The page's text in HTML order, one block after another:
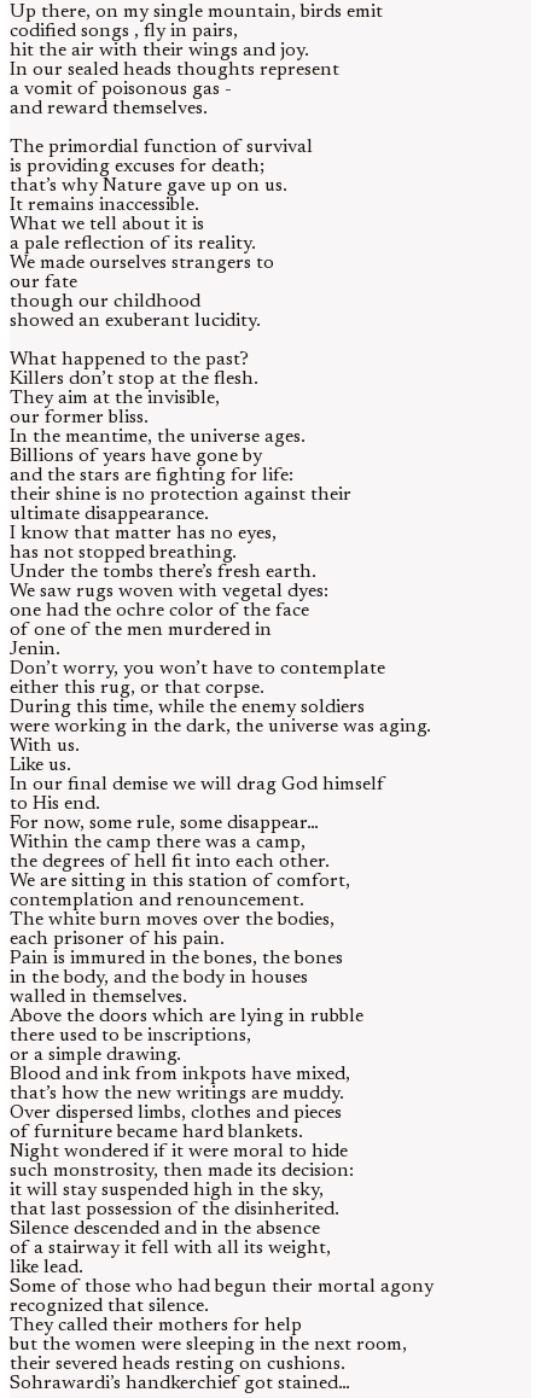
Up there, on my single mountain, birds emit
codified songs , fly in pairs,
hit the air with their wings and joy.
In our sealed heads thoughts represent
a vomit of poisonous gas -
and reward themselves.
The primordial function of survival
is providing excuses for death;
that’s why Nature gave up on us.
It remains inaccessible.
What we tell about it is
a pale reflection of its reality.
We made ourselves strangers to
our fate
though our childhood
showed an exuberant lucidity.
What happened to the past?
Killers don’t stop at the flesh.
They aim at the invisible,
our former bliss.
In the meantime, the universe ages.
Billions of years have gone by
and the stars are fighting for life:
their shine is no protection against their
ultimate disappearance.
I know that matter has no eyes,
has not stopped breathing.
Under the tombs there’s fresh earth.
We saw rugs woven with vegetal dyes:
one had the ochre color of the face
of one of the men murdered in
Jenin.
Don’t worry, you won’t have to contemplate
either this rug, or that corpse.
During this time, while the enemy soldiers
were working in the dark, the universe was aging.
With us.
Like us.
In our final demise we will drag God himself
to His end.
For now, some rule, some disappear…
Within the camp there was a camp,
the degrees of hell fit into each other.
We are sitting in this station of comfort,
contemplation and renouncement.
The white burn moves over the bodies,
each prisoner of his pain.
Pain is immured in the bones, the bones
in the body, and the body in houses
walled in themselves.
Above the doors which are lying in rubble
there used to be inscriptions,
or a simple drawing.
Blood and ink from inkpots have mixed,
that’s how the new writings are muddy.
Over dispersed limbs, clothes and pieces
of furniture became hard blankets.
Night wondered if it were moral to hide
such monstrosity, then made its decision:
it will stay suspended high in the sky,
that last possession of the disinherited.
Silence descended and in the absence
of a stairway it fell with all its weight,
like lead.
Some of those who had begun their mortal agony
recognized that silence.
They called their mothers for help
but the women were sleeping in the next room,
their severed heads resting on cushions.
Sohrawardi’s handkerchief got stained…